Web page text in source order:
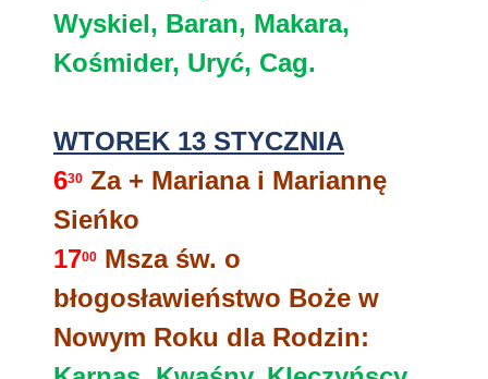
Wyskiel, Baran, Makara,
Kośmider, Uryć, Cag.
WTOREK 13 STYCZNIA
630 Za + Mariana i Mariannę
Sieńko
1700 Msza św. o
błogosławieństwo Boże w
Nowym Roku dla Rodzin: